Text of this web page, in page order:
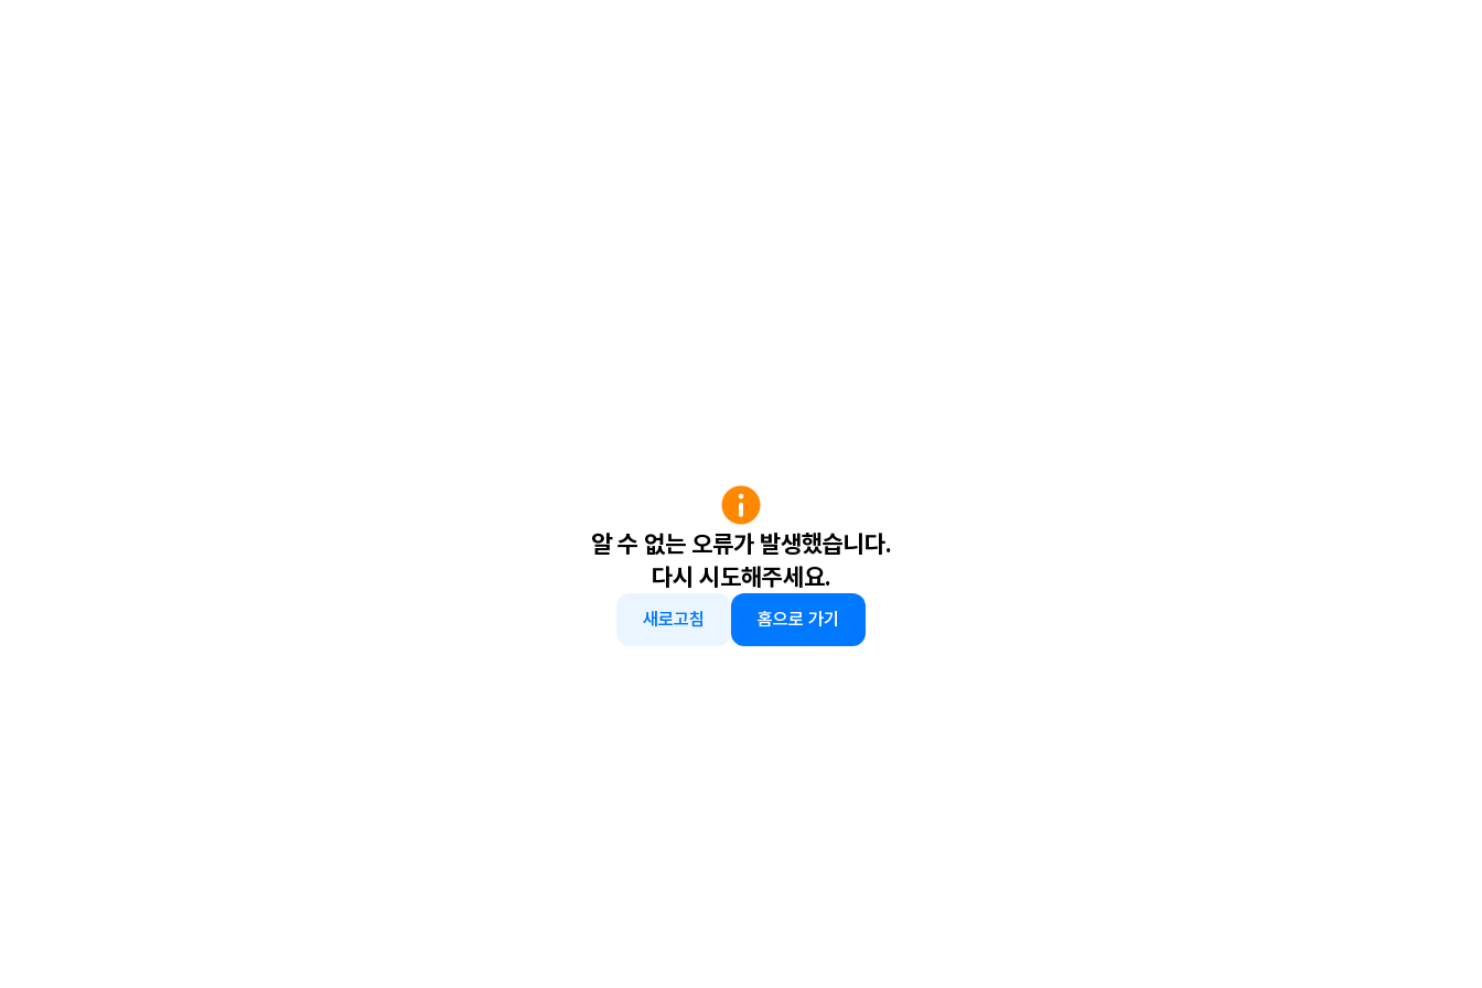
알 수 없는 오류가 발생했습니다.
다시 시도해주세요.
새로고침 홈으로 가기